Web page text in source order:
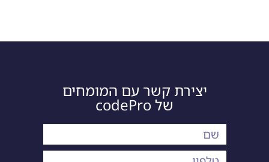
יצירת קשר עם המומחים
של codePro